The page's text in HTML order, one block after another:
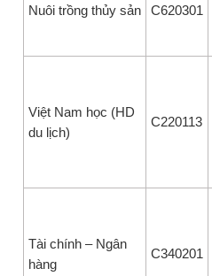
Nuôi trồng thủy sản C620301
Việt Nam học (HD
du lịch)
C220113
Tài chính – Ngân
hàng
C340201